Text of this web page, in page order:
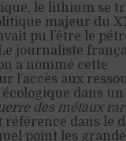
le lithium se
majeur du
pu l’être le
journaliste
a nommé cette
l’accès aux
dans
des métaux
référence dans le
point les